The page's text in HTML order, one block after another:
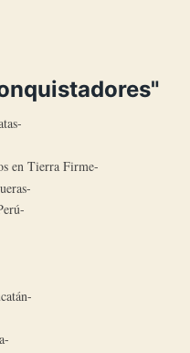
en Tierra Firme-